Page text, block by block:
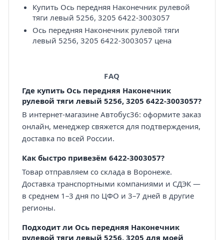
Купить Ось передняя Наконечник рулевой
тяги левый 5256, 3205 6422-3003057
Ось передняя Наконечник рулевой тяги
левый 5256, 3205 6422-3003057 цена
FAQ
Где купить Ось передняя Наконечник
рулевой тяги левый 5256, 3205 6422-3003057?
В интернет-магазине Автобус36: оформите заказ
онлайн, менеджер свяжется для подтверждения,
доставка по всей России.
Как быстро привезём 6422-3003057?
Товар отправляем со склада в Воронеже.
Доставка транспортными компаниями и СДЭК —
в среднем 1–3 дня по ЦФО и 3–7 дней в другие
регионы.
Подходит ли Ось передняя Наконечник
рулевой тяги левый 5256, 3205 для моей